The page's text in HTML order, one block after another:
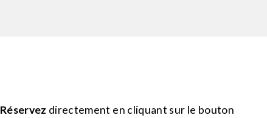
Réservez directement en cliquant sur le bouton